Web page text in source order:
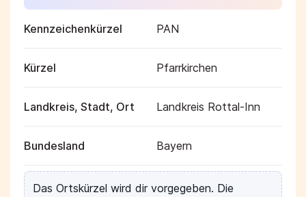
Kennzeichenkürzel PAN
Kürzel Pfarrkirchen
Landkreis, Stadt, Ort Landkreis Rottal-Inn
Bundesland Bayern
Das Ortskürzel wird dir vorgegeben. Die